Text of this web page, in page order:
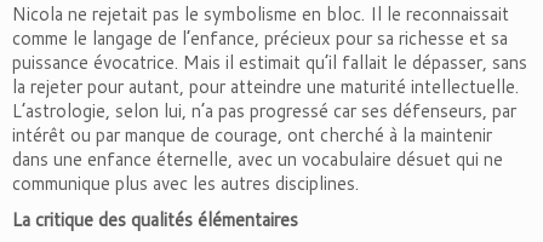
Nicola ne rejetait pas le symbolisme en bloc. Il le reconnaissait
comme le langage de l’enfance, précieux pour sa richesse et sa
puissance évocatrice. Mais il estimait qu’il fallait le dépasser, sans
la rejeter pour autant, pour atteindre une maturité intellectuelle.
L’astrologie, selon lui, n’a pas progressé car ses défenseurs, par
intérêt ou par manque de courage, ont cherché à la maintenir
dans une enfance éternelle, avec un vocabulaire désuet qui ne
communique plus avec les autres disciplines.
La critique des qualités élémentaires